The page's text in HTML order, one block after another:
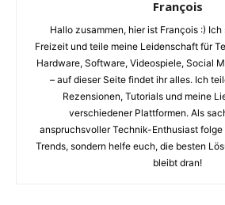
François
Hallo zusammen, hier ist François :)
Freizeit und teile meine Leidenschaft für
Hardware, Software, Videospiele, Social
– auf dieser Seite findet ihr alles. Ich
Rezensionen, Tutorials und meine
verschiedener Plattformen. Als
anspruchsvoller Technik-Enthusiast
Trends, sondern helfe euch, die besten
bleibt dran!